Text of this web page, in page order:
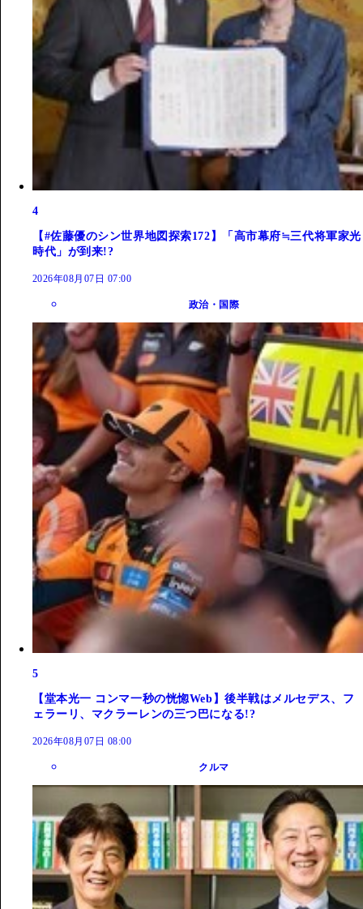
4
【#佐藤優のシン世界地図探索172】「高市幕府≒三代将軍家光
時代」が到来!?
2026年08月07日 07:00
政治・国際
5
【堂本光一 コンマ一秒の恍惚Web】後半戦はメルセデス、フ
ェラーリ、マクラーレンの三つ巴になる!?
2026年08月07日 08:00
クルマ